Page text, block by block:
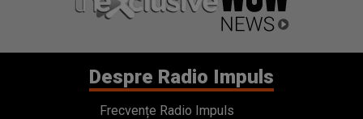
Despre Radio Impuls
Frecvențe Radio Impuls